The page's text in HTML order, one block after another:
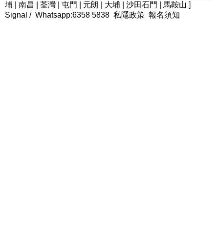
埔 | 南昌 | 荃灣 | 屯門 | 元朗 | 大埔 | 沙田石門 | 馬鞍山 ]
Signal / Whatsapp:6358 5838 私隱政策 報名須知